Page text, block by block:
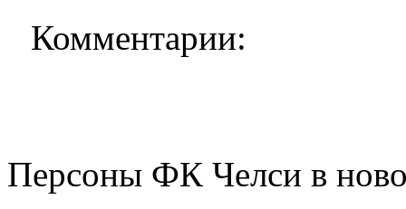
Комментарии:
Персоны ФК Челси в